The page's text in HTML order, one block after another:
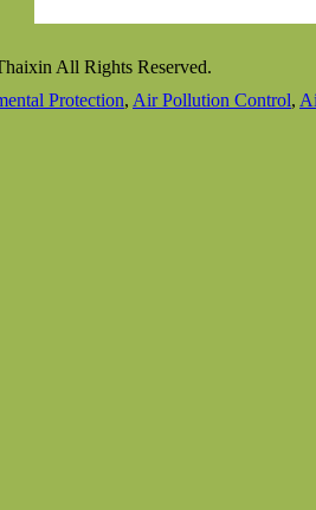
All Rights Reserved.
Protection, Air Pollution Control,